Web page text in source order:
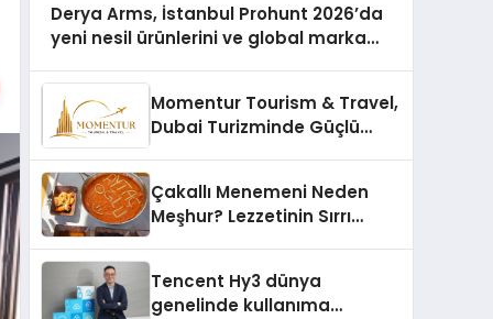
Derya Arms, İstanbul Prohunt 2026’da
yeni nesil ürünlerini ve global marka
Momentur Tourism & Travel,
Dubai Turizminde Güçlü
Çakallı Menemeni Neden
Meşhur? Lezzetinin Sırrı
Tencent Hy3 dünya
genelinde kullanıma